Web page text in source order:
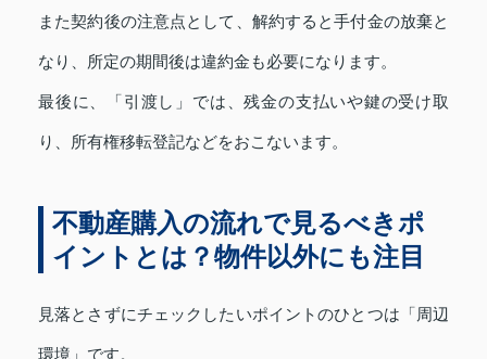
また契約後の注意点として、解約すると手付金の放棄と
なり、所定の期間後は違約金も必要になります。
最後に、「引渡し」では、残金の支払いや鍵の受け取
り、所有権移転登記などをおこないます。
不動産購入の流れで見るべきポ
イントとは？物件以外にも注目
見落とさずにチェックしたいポイントのひとつは「周辺
環境」です。